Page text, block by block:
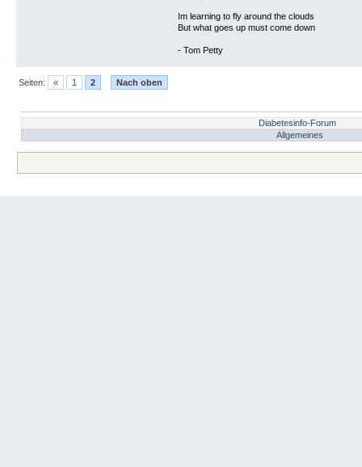
Im learning to fly around the clouds
But what goes up must come down
- Tom Petty
Seiten: « 1 2 Nach oben
Diabetesinfo-Forum
Allgemeines